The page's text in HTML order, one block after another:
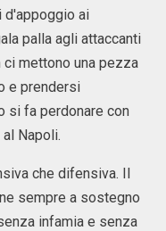
d'appoggio ai
palla agli attaccanti
ci mettono una pezza
e prendersi
si fa perdonare con
Napoli.
che difensiva. Il
sempre a sostegno
infamia e senza